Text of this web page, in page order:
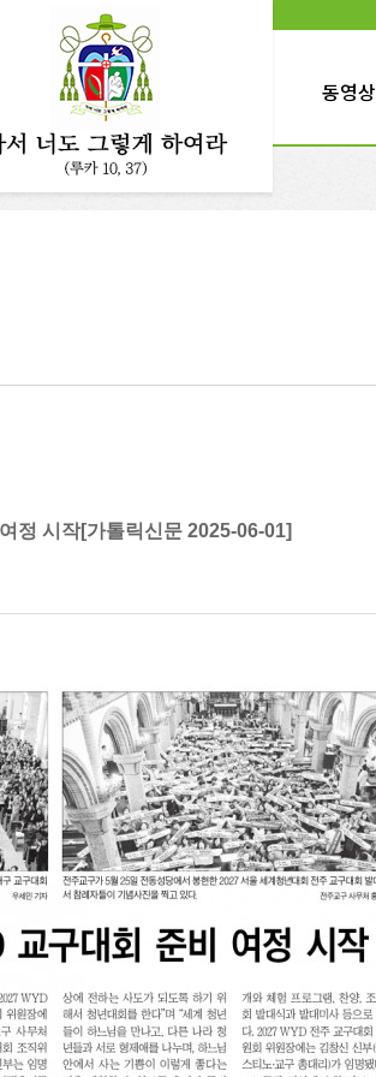
동영상
정 시작[가톨릭신문 2025-06-01]